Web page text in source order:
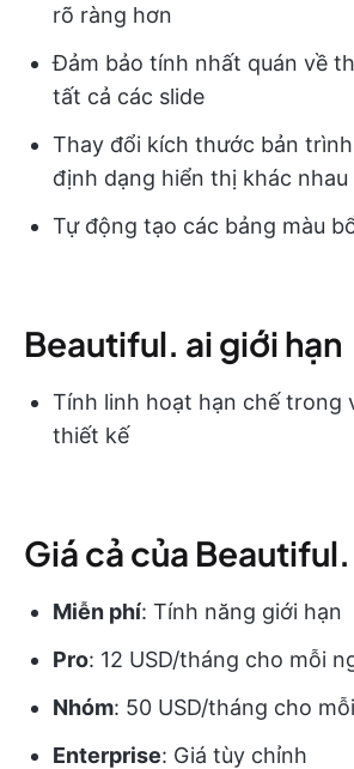
rõ ràng hơn
Đảm bảo tính nhất quán về
tất cả các slide
Thay đổi kích thước bản
định dạng hiển thị khác nhau
Tự động tạo các bảng màu
Beautiful. ai giới hạn
Tính linh hoạt hạn chế trong
thiết kế
Giá cả của
Miễn phí: Tính năng giới hạn
Pro: 12 USD/tháng cho mỗi
Nhóm: 50 USD/tháng cho
Enterprise: Giá tùy chỉnh